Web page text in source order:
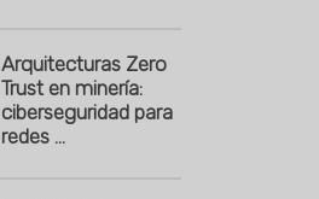
Arquitecturas Zero
Trust en minería:
ciberseguridad para
redes ...